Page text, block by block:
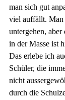
man sich gut
viel auffällt. Man
untergehen,
in der Masse ist
Das erlebe ich
Schüler, die
nicht
durch die